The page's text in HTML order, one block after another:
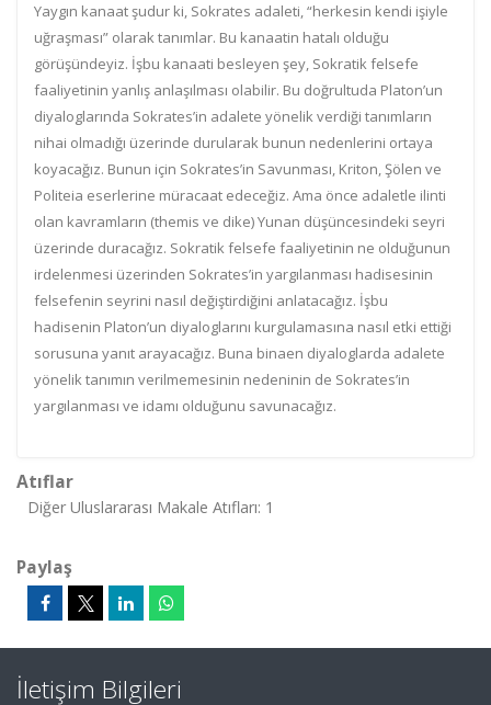
Yaygın kanaat şudur ki, Sokrates adaleti, “herkesin kendi işiyle
uğraşması” olarak tanımlar. Bu kanaatin hatalı olduğu
görüşündeyiz. İşbu kanaati besleyen şey, Sokratik felsefe
faaliyetinin yanlış anlaşılması olabilir. Bu doğrultuda Platon’un
diyaloglarında Sokrates’in adalete yönelik verdiği tanımların
nihai olmadığı üzerinde durularak bunun nedenlerini ortaya
koyacağız. Bunun için Sokrates’in Savunması, Kriton, Şölen ve
Politeia eserlerine müracaat edeceğiz. Ama önce adaletle ilinti
olan kavramların (themis ve dike) Yunan düşüncesindeki seyri
üzerinde duracağız. Sokratik felsefe faaliyetinin ne olduğunun
irdelenmesi üzerinden Sokrates’in yargılanması hadisesinin
felsefenin seyrini nasıl değiştirdiğini anlatacağız. İşbu
hadisenin Platon’un diyaloglarını kurgulamasına nasıl etki ettiği
sorusuna yanıt arayacağız. Buna binaen diyaloglarda adalete
yönelik tanımın verilmemesinin nedeninin de Sokrates’in
yargılanması ve idamı olduğunu savunacağız.
Atıflar
Diğer Uluslararası Makale Atıfları: 1
Paylaş
İletişim Bilgileri